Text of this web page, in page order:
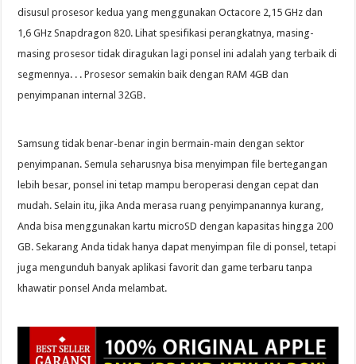
disusul prosesor kedua yang menggunakan Octacore 2,15 GHz dan
1,6 GHz Snapdragon 820. Lihat spesifikasi perangkatnya, masing-
masing prosesor tidak diragukan lagi ponsel ini adalah yang terbaik di
segmennya. . . Prosesor semakin baik dengan RAM 4GB dan
penyimpanan internal 32GB.
Samsung tidak benar-benar ingin bermain-main dengan sektor
penyimpanan. Semula seharusnya bisa menyimpan file bertegangan
lebih besar, ponsel ini tetap mampu beroperasi dengan cepat dan
mudah. Selain itu, jika Anda merasa ruang penyimpanannya kurang,
Anda bisa menggunakan kartu microSD dengan kapasitas hingga 200
GB. Sekarang Anda tidak hanya dapat menyimpan file di ponsel, tetapi
juga mengunduh banyak aplikasi favorit dan game terbaru tanpa
khawatir ponsel Anda melambat.